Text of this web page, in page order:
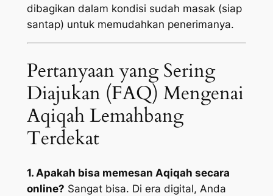
dibagikan dalam kondisi sudah masak (siap
santap) untuk memudahkan penerimanya.
Pertanyaan yang Sering
Diajukan (FAQ) Mengenai
Aqiqah Lemahbang
Terdekat
1. Apakah bisa memesan Aqiqah secara
online? Sangat bisa. Di era digital, Anda